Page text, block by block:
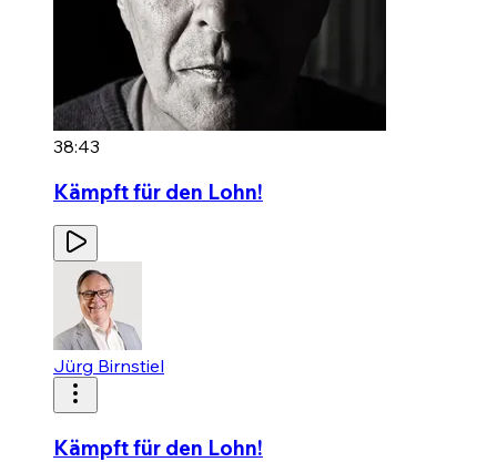
38:43
Kämpft für den Lohn!
Jürg Birnstiel
Kämpft für den Lohn!